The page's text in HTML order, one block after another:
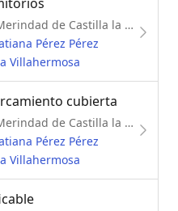
Villarcayo de Merindad de Castilla la Vieja (09550)
Pérez Pérez
Villahermosa
cubierta
Villarcayo de Merindad de Castilla la Vieja (09550)
Pérez Pérez
Villahermosa